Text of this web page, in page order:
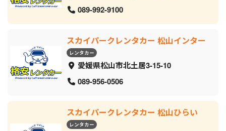
089-992-9100
スカイパークレンタカー 松山インター
レンタカー
愛媛県松山市北土居3-15-10
089-956-0506
スカイパークレンタカー 松山ひらい
レンタカー